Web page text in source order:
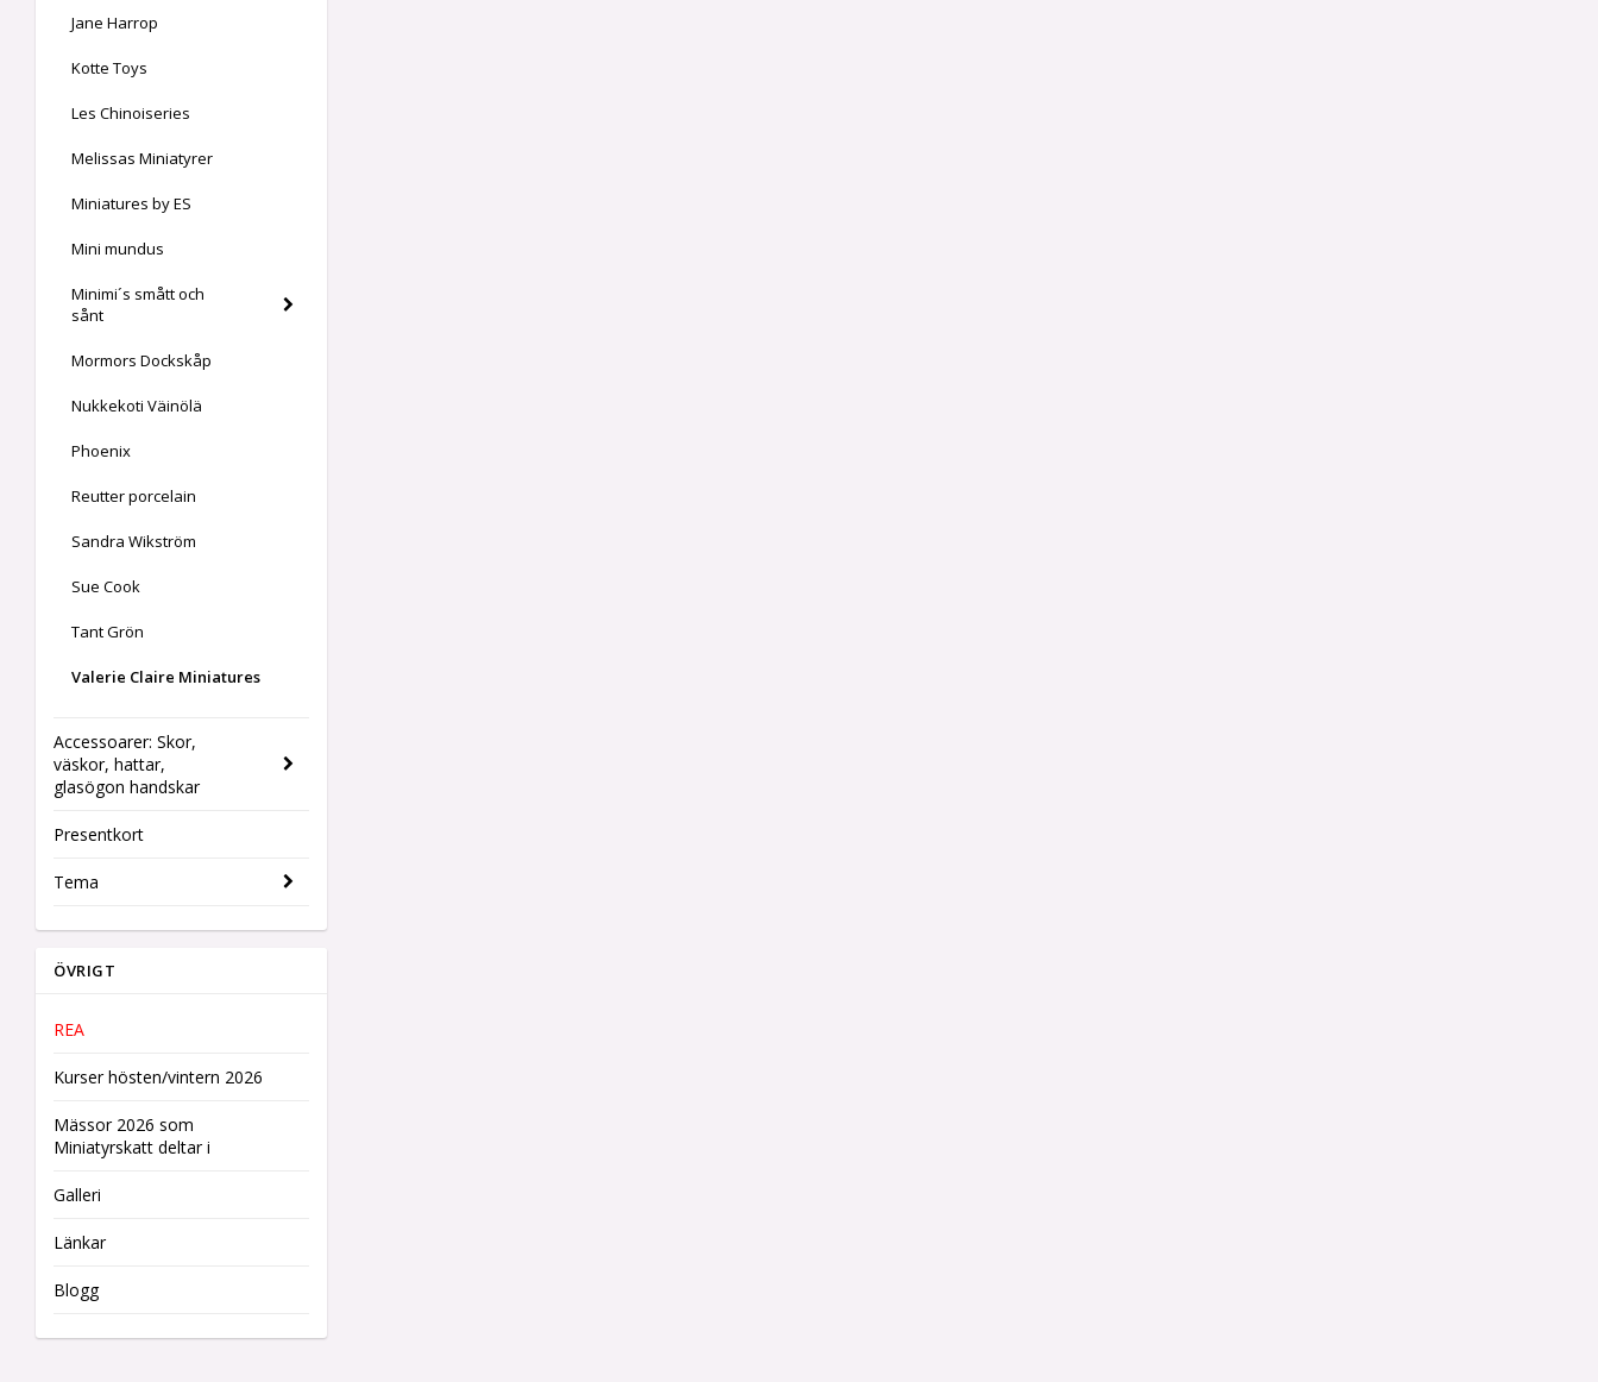
Jane Harrop
Kotte Toys
Les Chinoiseries
Melissas Miniatyrer
Miniatures by ES
Mini mundus
Minimi´s smått och
sånt
Mormors Dockskåp
Nukkekoti Väinölä
Phoenix
Reutter porcelain
Sandra Wikström
Sue Cook
Tant Grön
Valerie Claire Miniatures
Accessoarer: Skor,
väskor, hattar,
glasögon handskar
Presentkort
Tema
ÖVRIGT
REA
Kurser hösten/vintern 2026
Mässor 2026 som
Miniatyrskatt deltar i
Galleri
Länkar
Blogg